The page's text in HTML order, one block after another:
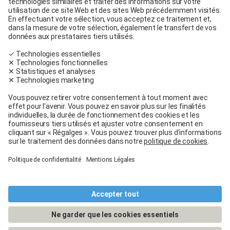
Carglass® Volketswil
Contact
Carglass® près de chez moi
Facebook
Youtube
Linkedin
Conditions générales
Mentions légales
Conditions d’utilisation
Conditions générales de service et de vente
Conditions de garantie
Protection des données